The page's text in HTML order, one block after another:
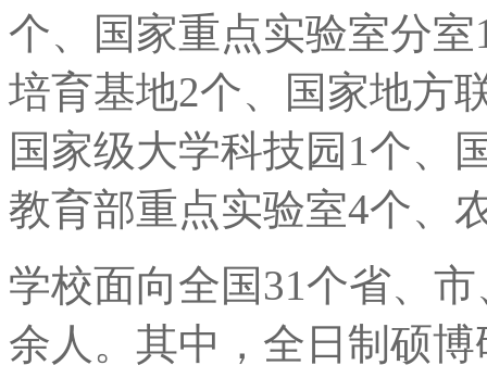
个、国家重点实验室分
培育基地2个、国家地方
国家级大学科技园1个、
教育部重点实验室4个、
学校面向全国31个省、
余人。其中，全日制硕